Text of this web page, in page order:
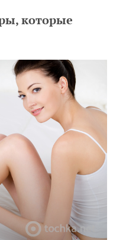
которые